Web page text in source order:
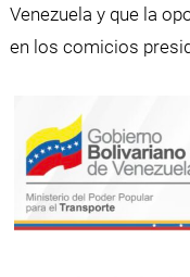
Venezuela y que la
en los comicios